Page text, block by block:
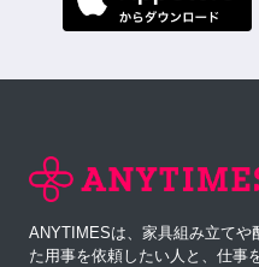
ANYTIMESは、家具組み立てや
た用事を依頼したい人と、仕事